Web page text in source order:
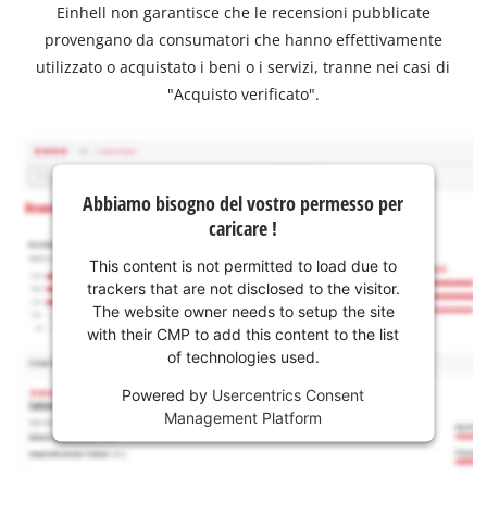
Einhell non garantisce che le recensioni pubblicate
provengano da consumatori che hanno effettivamente
utilizzato o acquistato i beni o i servizi, tranne nei casi di
"Acquisto verificato".
Abbiamo bisogno del vostro permesso per
caricare !
This content is not permitted to load due to
trackers that are not disclosed to the visitor.
The website owner needs to setup the site
with their CMP to add this content to the list
of technologies used.
Powered by Usercentrics Consent
Management Platform